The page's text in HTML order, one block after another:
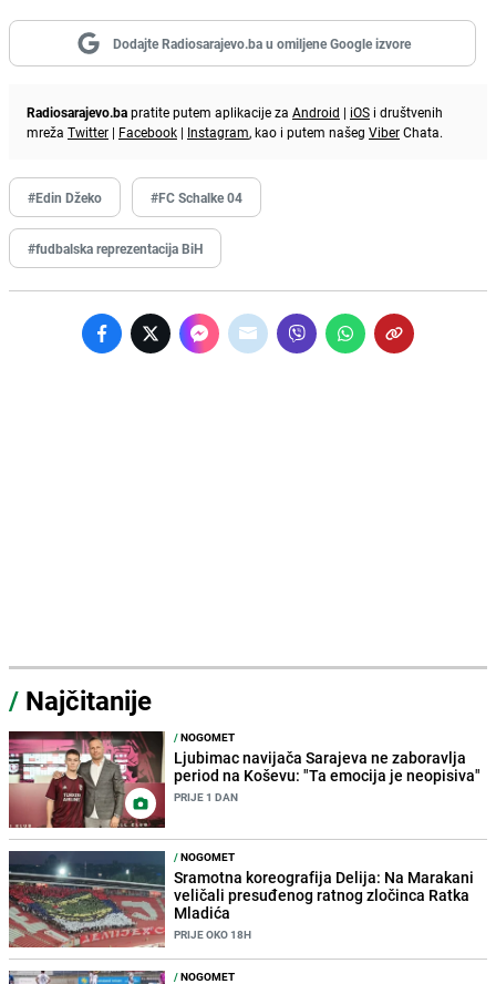
Dodajte Radiosarajevo.ba u omiljene Google izvore
Radiosarajevo.bapratite putem aplikacije za Android | iOS i društvenih
mreža Twitter | Facebook | Instagram, kao i putem našeg ViberChata.
#Edin Džeko #FC Schalke 04
#fudbalska reprezentacija BiH
/ Najčitanije
/NOGOMET
Ljubimac navijača Sarajeva ne zaboravlja
period na Koševu: "Ta emocija je neopisiva"
PRIJE 1 DAN
/NOGOMET
Sramotna koreografija Delija: Na Marakani
veličali presuđenog ratnog zločinca Ratka
Mladića
PRIJE OKO 18H
/NOGOMET